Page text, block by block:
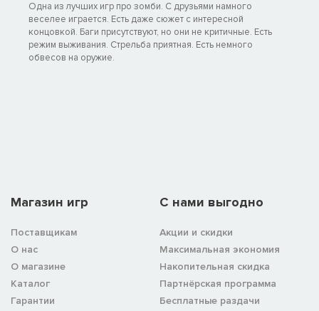
Одна из лучших игр про зомби. С друзьями намного
веселее играется. Есть даже сюжет с интересной
концовкой. Баги присутствуют, но они не критичные. Есть
режим выживания. Стрельба приятная. Есть немного
обвесов на оружие.
Магазин игр
Поставщикам
О нас
О магазине
Каталог
Гарантии
C нами выгодно
Акции и скидки
Максимальная экономия
Накопительная скидка
Партнёрская программа
Бесплатные раздачи